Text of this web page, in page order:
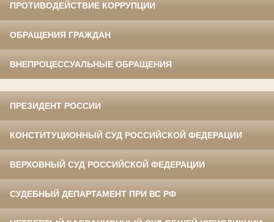
ПРОТИВОДЕЙСТВИЕ КОРРУПЦИИ
ОБРАЩЕНИЯ ГРАЖДАН
ВНЕПРОЦЕССУАЛЬНЫЕ ОБРАЩЕНИЯ
ПРЕЗИДЕНТ РОССИИ
КОНСТИТУЦИОННЫЙ СУД РОССИЙСКОЙ ФЕДЕРАЦИИ
ВЕРХОВНЫЙ СУД РОССИЙСКОЙ ФЕДЕРАЦИИ
СУДЕБНЫЙ ДЕПАРТАМЕНТ ПРИ ВС РФ